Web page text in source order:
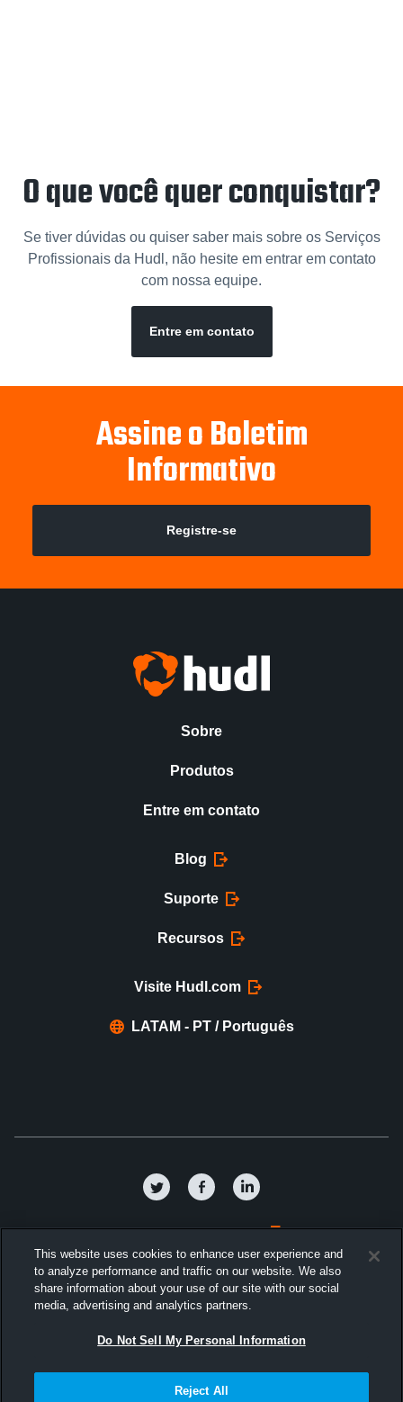
O que você quer conquistar?
Se tiver dúvidas ou quiser saber mais sobre os Serviços
Profissionais da Hudl, não hesite em entrar em contato
com nossa equipe.
Entre em contato
Assine o Boletim
Informativo
Registre-se
Sobre
Produtos
Entre em contato
Blog
Suporte
Recursos
Visite Hudl.com
LATAM - PT / Português
Termos e condições
Contrato de Licença de Software
A Hudl é a empresa líder mundial em análise de desempenho. Estamos
This website uses cookies to enhance user experience and
to analyze performance and traffic on our website. We also
share information about your use of our site with our social
media, advertising and analytics partners.
Do Not Sell My Personal Information
Reject All